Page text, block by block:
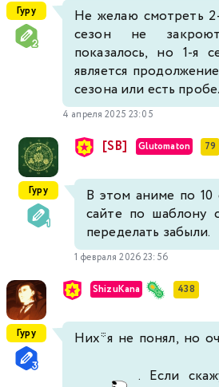
Гуру
Не желаю смотреть
сезон не
показалось, но 1-я
является
сезона или есть
4 апреля 2025 23:05
Гуру
[SB] Glutomaton 79
В этом аниме по
сайте по шаблону
переделать забыли.
1 февраля 2026 23:56
Гуру
ShizuKana 438
Них*я не понял, но
. Если